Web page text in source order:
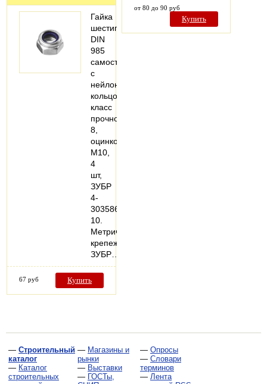
Гайка
шестигранная
DIN
985
самостопорящаяся,
с
нейлоновым
кольцом,
класс
прочности
8,
оцинкованная,
M10,
4
шт,
ЗУБР
4-
303586-
10.
Метрический
крепеж
ЗУБР…
67 руб Купить
от 80 до 90 руб
Купить
— Строительный
каталог
— Каталог
строительных
— Магазины и
рынки
— Выставки
— ГОСТы,
— Опросы
— Словари
терминов
— Лента